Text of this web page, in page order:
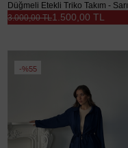
Düğmeli Etekli Triko Takım - Sarı
1.500,00 TL
3.000,00 TL
%55